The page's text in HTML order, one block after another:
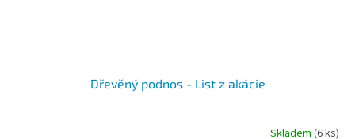
Dřevěný podnos - List z akácie
Skladem (6 ks)